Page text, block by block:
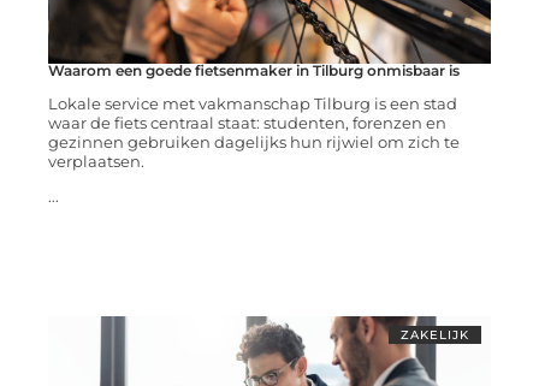
Waarom een goede fietsenmaker in Tilburg onmisbaar is
Lokale service met vakmanschap Tilburg is een stad
waar de fiets centraal staat: studenten, forenzen en
gezinnen gebruiken dagelijks hun rijwiel om zich te
verplaatsen.
...
ZAKELIJK